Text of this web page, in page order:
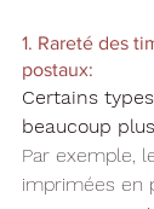
1. Rareté des
postaux:
Certains
beaucoup
Par exemple,
imprimées en